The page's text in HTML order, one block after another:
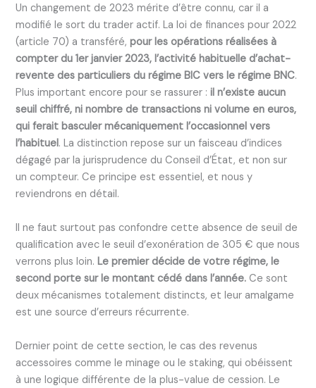
Un changement de 2023 mérite d’être connu, car il a
modifié le sort du trader actif. La loi de finances pour 2022
(article 70) a transféré,pour les opérations réalisées à
compter du 1er janvier 2023, l’activité habituelle d’achat-
revente des particuliers du régime BIC vers le régime BNC.
Plus important encore pour se rassurer :il n’existe aucun
seuil chiffré, ni nombre de transactions ni volume en euros,
qui ferait basculer mécaniquement l’occasionnel vers
l’habituel. La distinction repose sur un faisceau d’indices
dégagé par la jurisprudence du Conseil d’État, et non sur
un compteur. Ce principe est essentiel, et nous y
reviendrons en détail.
Il ne faut surtout pas confondre cette absence de seuil de
qualification avec le seuil d’exonération de 305 € que nous
verrons plus loin.Le premier décide de votre régime, le
second porte sur le montant cédé dans l’année. Ce sont
deux mécanismes totalement distincts, et leur amalgame
est une source d’erreurs récurrente.
Dernier point de cette section, le cas des revenus
accessoires comme le minage ou le staking, qui obéissent
à une logique différente de la plus-value de cession. Le